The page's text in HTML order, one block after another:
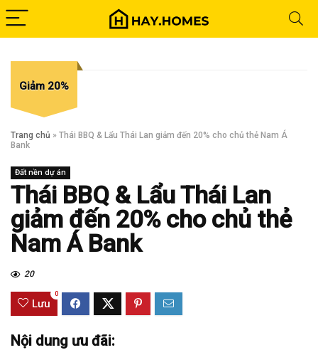
Giảm 20%
Trang chủ » Thái BBQ & Lẩu Thái Lan giảm đến 20% cho chủ thẻ Nam Á
Bank
Đất nền dự án
Thái BBQ & Lẩu Thái Lan
giảm đến 20% cho chủ thẻ
Nam Á Bank
20
Lưu
0
Nội dung ưu đãi: